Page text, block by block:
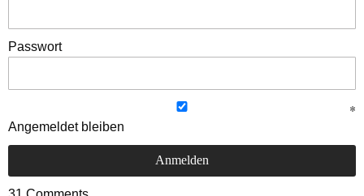
Passwort
Angemeldet bleiben